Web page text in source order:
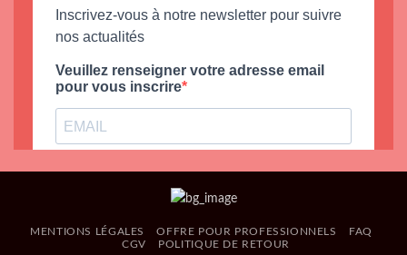
MENTIONS LÉGALES OFFRE POUR PROFESSIONNELS
FAQ
CGV
POLITIQUE DE RETOUR